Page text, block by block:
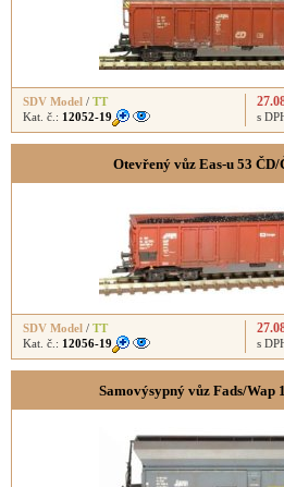
SDV Model / TT
Kat. č.: 12052-19 s
Otevřený vůz Eas-u 53 ČD/
SDV Model / TT
Kat. č.: 12056-19 s
Samovýsypný vůz Fads/Wap